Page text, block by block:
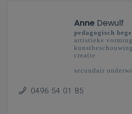
Anne Dewulf
pedagogisch
artistieke
creatie
secundair
0496 54 01 85